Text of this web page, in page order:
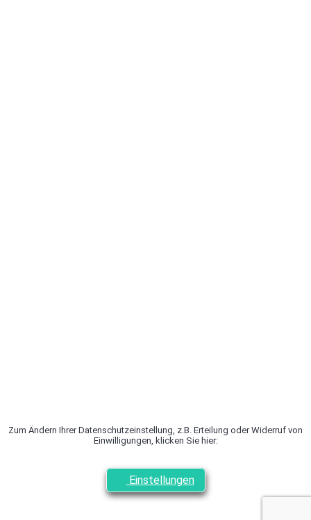
Zum Ändern Ihrer Datenschutzeinstellung, z.B. Erteilung oder Widerruf von
Einwilligungen, klicken Sie hier:
Einstellungen